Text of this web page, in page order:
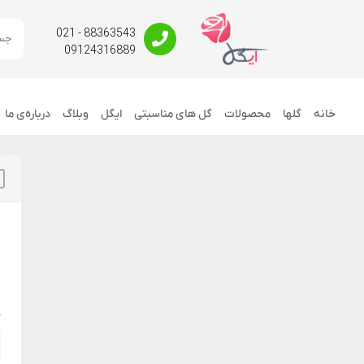
88363543 - 021
09124316889
خانه گلها محصولات گل های مناسبتی ایگل وبلاگ درباره‌ی ما